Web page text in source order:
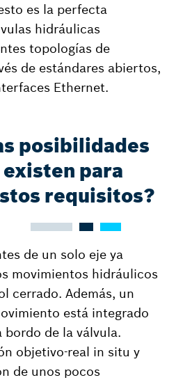
es la perfecta
hidráulicas
topologías de
de estándares abiertos,
Ethernet.
posibilidades
para
requisitos?
de un solo eje ya
movimientos hidráulicos
cerrado. Además, un
está integrado
de la válvula.
objetivo-real in situ y
de unos pocos